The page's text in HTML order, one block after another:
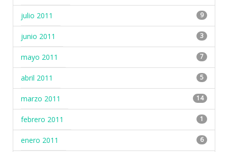
julio 2011 9
junio 2011 3
mayo 2011 7
abril 2011 5
marzo 2011 14
febrero 2011 1
enero 2011 6